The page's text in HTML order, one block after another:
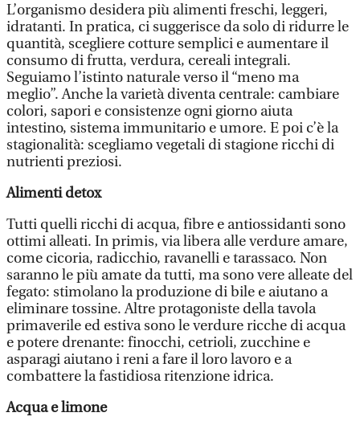
L’organismo desidera più alimenti freschi, leggeri,
idratanti. In pratica, ci suggerisce da solo di ridurre le
quantità, scegliere cotture semplici e aumentare il
consumo di frutta, verdura, cereali integrali.
Seguiamo l’istinto naturale verso il “meno ma
meglio”. Anche la varietà diventa centrale: cambiare
colori, sapori e consistenze ogni giorno aiuta
intestino, sistema immunitario e umore. E poi c’è la
stagionalità: scegliamo vegetali di stagione ricchi di
nutrienti preziosi.
Alimenti detox
Tutti quelli ricchi di acqua, fibre e antiossidanti sono
ottimi alleati. In primis, via libera alle verdure amare,
come cicoria, radicchio, ravanelli e tarassaco. Non
saranno le più amate da tutti, ma sono vere alleate del
fegato: stimolano la produzione di bile e aiutano a
eliminare tossine. Altre protagoniste della tavola
primaverile ed estiva sono le verdure ricche di acqua
e potere drenante: finocchi, cetrioli, zucchine e
asparagi aiutano i reni a fare il loro lavoro e a
combattere la fastidiosa ritenzione idrica.
Acqua e limone